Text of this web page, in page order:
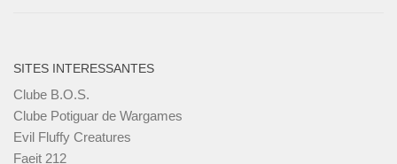
SITES INTERESSANTES
Clube B.O.S.
Clube Potiguar de Wargames
Evil Fluffy Creatures
Faeit 212